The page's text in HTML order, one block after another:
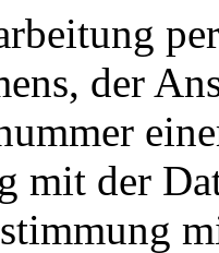
der
mit der